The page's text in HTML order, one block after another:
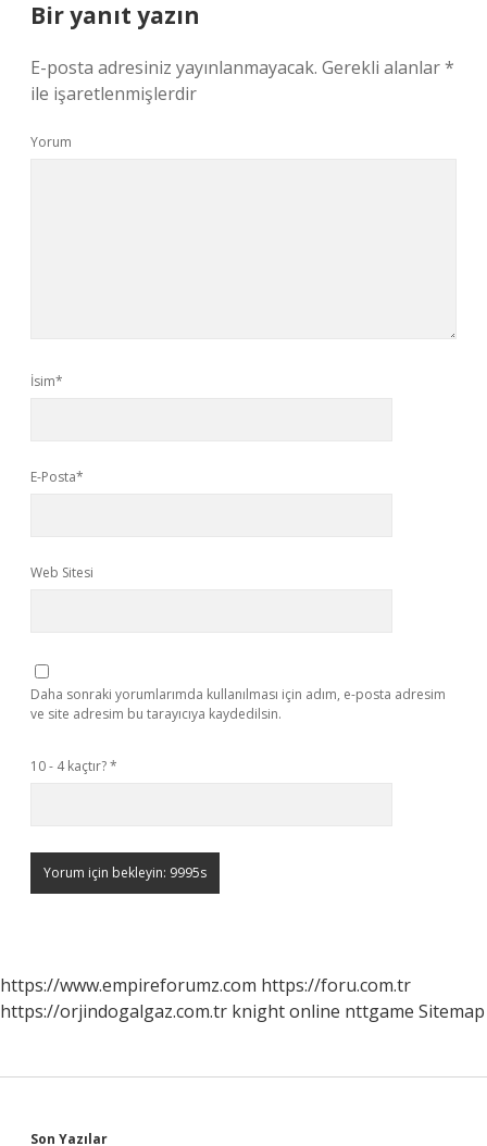
Bir yanıt yazın
E-posta adresiniz yayınlanmayacak. Gerekli alanlar*
ile işaretlenmişlerdir
Yorum
İsim*
E-Posta*
Web Sitesi
Daha sonraki yorumlarımda kullanılması için adım, e-posta adresim
ve site adresim bu tarayıcıya kaydedilsin.
10 - 4 kaçtır?*
https://www.empireforumz.com https://foru.com.tr
https://orjindogalgaz.com.tr knight online nttgame Sitemap
Son Yazılar